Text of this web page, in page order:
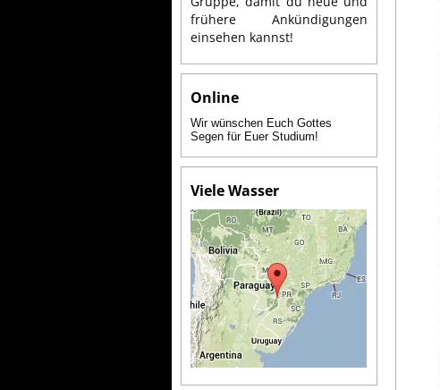
frühere Ankündigungen
einsehen kannst!
Online
Wir wünschen Euch Gottes
Segen für Euer Studium!
Viele Wasser